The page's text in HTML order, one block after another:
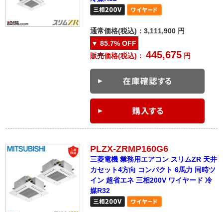
通常価格(税込)：3,111,900 円
▼ 85.7% OFF
販売価格(税込)：445,675 円
PLZX-ZRMP160G6
三菱電機 業務用エアコン スリムZR 天井
カセット4方向 コンパクト 6馬力 同時ツ
イン 超省エネ 三相200V ワイヤード 冷
媒R32